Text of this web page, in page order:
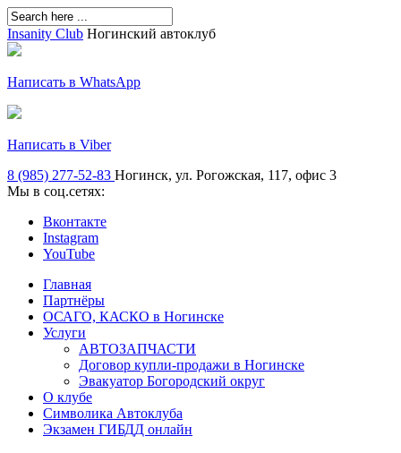
Insanity Club Ногинский автоклуб
Написать в WhatsApp
Написать в Viber
8 (985) 277-52-83 Ногинск, ул. Рогожская, 117, офис 3
Мы в соц.сетях:
Вконтакте
Instagram
YouTube
Главная
Партнёры
ОСАГО, КАСКО в Ногинске
Услуги
АВТОЗАПЧАСТИ
Договор купли-продажи в Ногинске
Эвакуатор Богородский округ
О клубе
Символика Автоклуба
Экзамен ГИБДД онлайн